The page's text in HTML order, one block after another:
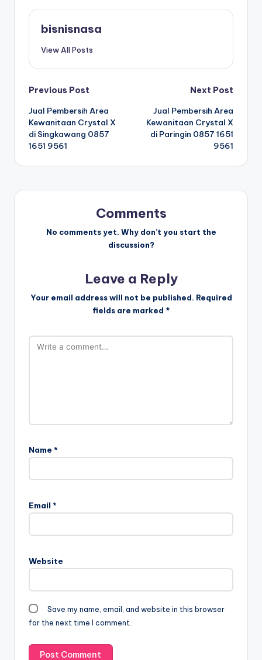
bisnisnasa
View All Posts
P
o
s
t
n
a
Previous Post
Jual Pembersih Area
Kewanitaan Crystal X
di Singkawang 0857
1651 9561
Next Post
Jual Pembersih Area
Kewanitaan Crystal X
di Paringin 0857 1651
9561
Comments
No comments yet. Why don’t you start the
discussion?
Leave a Reply
Your email address will not be published. Required
fields are marked *
Name *
Email *
Website
Save my name, email, and website in this browser
for the next time I comment.